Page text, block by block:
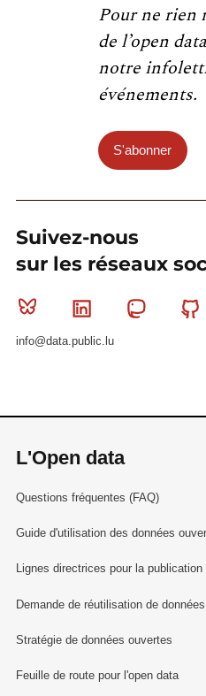
Pour ne rien
de l’open
notre
événements.
S'abonner
Suivez-nous
sur les réseaux
Bluesky Linkedin
info@data.public.lu
L'Open data
Questions fréquentes (FAQ)
Guide d'utilisation des données
Lignes directrices pour la
Demande de réutilisation de
Stratégie de données ouvertes
Feuille de route pour l'open data